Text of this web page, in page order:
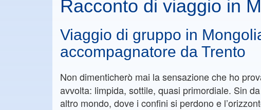
Racconto di viaggio in
Viaggio di gruppo in
accompagnatore da Trento
Non dimenticherò mai la sensazione che ho
avvolta: limpida, sottile, quasi primordiale. Sin
altro mondo, dove i confini si perdono e